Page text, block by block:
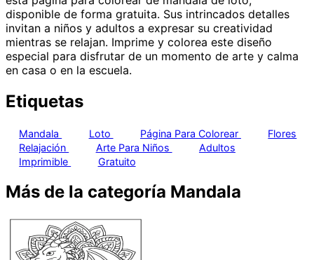
disponible de forma gratuita. Sus intrincados detalles
invitan a niños y adultos a expresar su creatividad
mientras se relajan. Imprime y colorea este diseño
especial para disfrutar de un momento de arte y calma
en casa o en la escuela.
Etiquetas
Mandala Loto Página Para Colorear
Flores
Relajación
Arte Para Niños
Adultos
Imprimible
Gratuito
Más de la categoría Mandala